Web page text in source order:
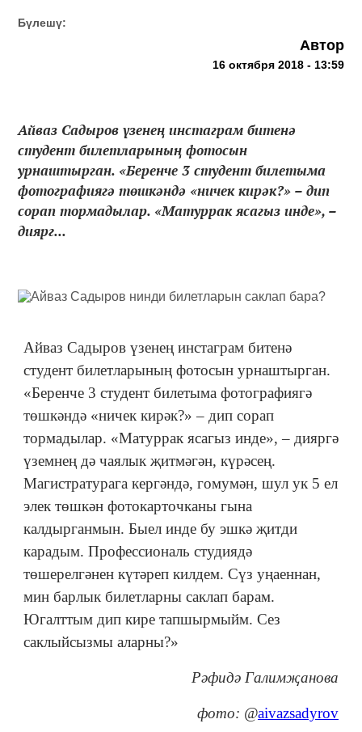
Бүлешү:
Автор
16 октября 2018 - 13:59
Айваз Садыров үзенең инстаграм битенә
студент билетларының фотосын
урнаштырган. «Беренче 3 студент билетыма
фотографиягә төшкәндә «ничек кирәк?» – дип
сорап тормадылар. «Матуррак ясагыз инде», –
диярг...
Айваз Садыров үзенең инстаграм битенә
студент билетларының фотосын урнаштырган.
«Беренче 3 студент билетыма фотографиягә
төшкәндә «ничек кирәк?» – дип сорап
тормадылар. «Матуррак ясагыз инде», – дияргә
үземнең дә чаялык җитмәгән, күрәсең.
Магистратурага кергәндә, гомумән, шул ук 5 ел
элек төшкән фотокарточканы гына
калдырганмын. Быел инде бу эшкә җитди
карадым. Профессиональ студиядә
төшерелгәнен күтәреп килдем. Сүз уңаеннан,
мин барлык билетларны саклап барам.
Югалттым дип кире тапшырмыйм. Сез
саклыйсызмы аларны?»
Рәфидә Галимҗанова
фото: @aivazsadyrov